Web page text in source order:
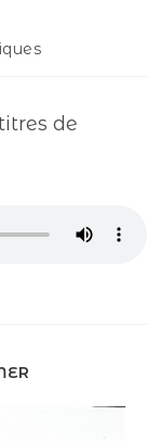
de